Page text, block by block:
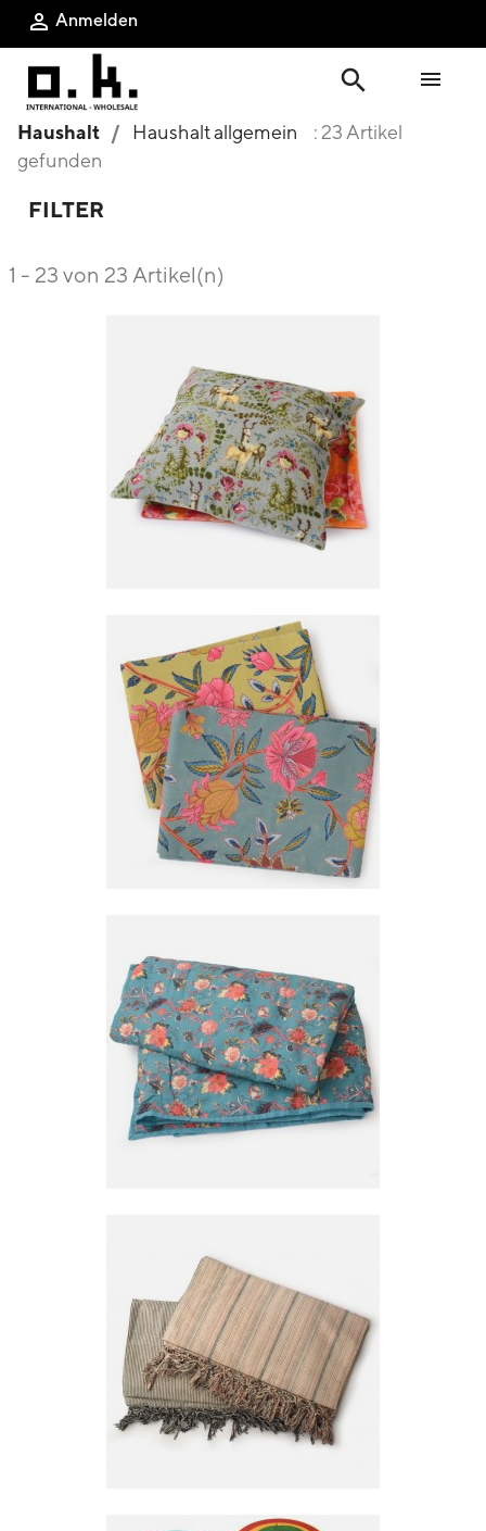
 Anmelden
search 
Haushalt Haushalt allgemein
: 23 Artikel
gefunden
FILTER
1 - 23 von 23 Artikel(n)